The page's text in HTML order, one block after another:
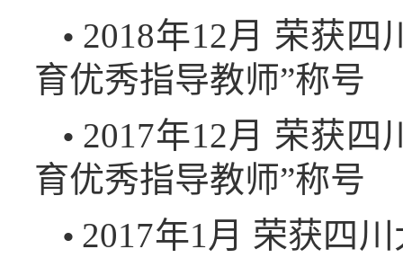
• 2018年12月 荣获四
育优秀指导教师”称号
• 2017年12月 荣获四
育优秀指导教师”称号
• 2017年1月 荣获四